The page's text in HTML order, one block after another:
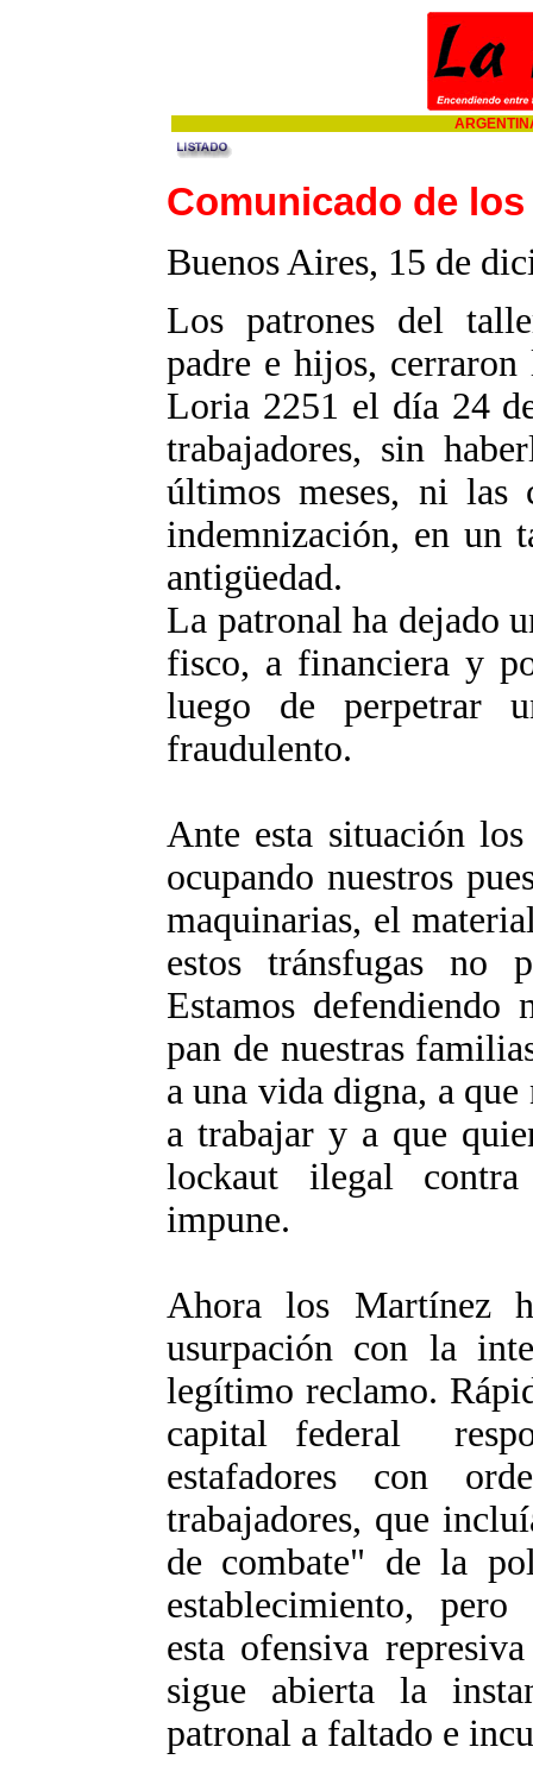
Comunicado de
Buenos Aires, 15 de
Los patrones del
padre e hijos, cerraron
Loria 2251 el día 24
trabajadores, sin
últimos meses, ni las
indemnización, en un
antigüedad.
La patronal ha dejado
fisco, a financiera y
luego de perpetrar
fraudulento.
Ante esta situación
ocupando nuestros
maquinarias, el
estos tránsfugas no
Estamos
pan de nuestras
a una vida digna, a que
a trabajar y a que
lockaut ilegal
impune.
Ahora los Martínez
usurpación con la
legítimo reclamo.
capital federal
estafadores con
trabajadores, que
de combate" de la
establecimiento, pero
esta ofensiva
sigue abierta la
patronal a faltado e